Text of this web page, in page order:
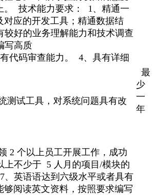
。 技术能力要求： 1、精通一
对应的开发工具；精通数据结
较好的业务理解能力和技术调查
写高质
代码审查能力。 4、具有详细
测试工具，对系统问题具有改
2 个以上员工开展工作，成功
上不少于 5 人月的项目/模块的
、英语语达到六级水平或者具有
够阅读英文资料，按照要求编写
最
少
一
年